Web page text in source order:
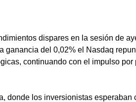
dispares en la sesión de
ganancia del 0,02% el Nasdaq
continuando con el impulso por
donde los inversionistas esperaban